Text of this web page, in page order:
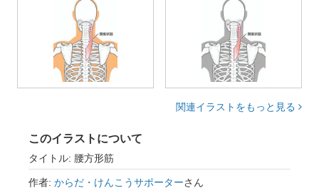
関連イラストをもっと見る
このイラストについて
タイトル: 腰方形筋
作者: からだ・けんこうサポーターさん